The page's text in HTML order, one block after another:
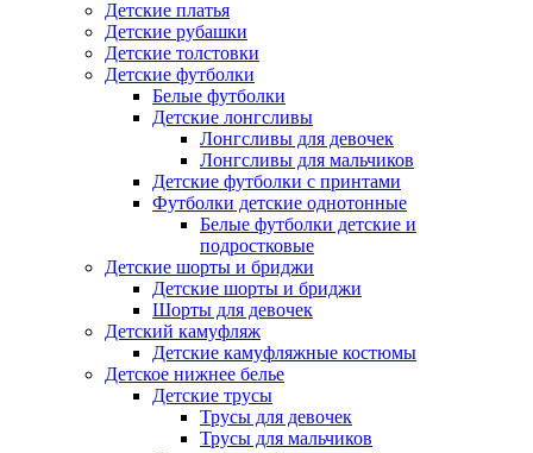
Детские платья
Детские рубашки
Детские толстовки
Детские футболки
Белые футболки
Детские лонгсливы
Лонгсливы для девочек
Лонгсливы для мальчиков
Детские футболки с принтами
Футболки детские однотонные
Белые футболки детские и
подростковые
Детские шорты и бриджи
Детские шорты и бриджи
Шорты для девочек
Детский камуфляж
Детские камуфляжные костюмы
Детское нижнее белье
Детские трусы
Трусы для девочек
Трусы для мальчиков